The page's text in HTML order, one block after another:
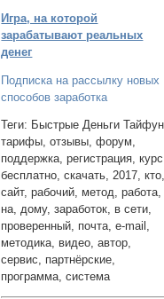
Игра, на которой
зарабатывают реальных
денег
Подписка на рассылку новых
способов заработка
Теги: Быстрые Деньги
тарифы, отзывы, форум,
поддержка, регистрация,
бесплатно, скачать, 2017,
сайт, рабочий, метод, работа,
на, дому, заработок, в сети,
проверенный, почта, e-mail,
методика, видео, автор,
сервис, партнёрские,
программа, система